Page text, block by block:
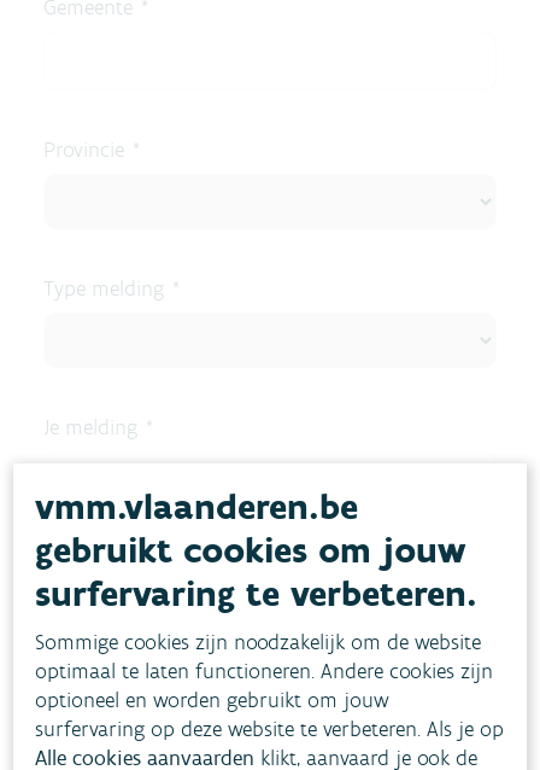
vmm.vlaanderen.be
gebruikt cookies om jouw
surfervaring te verbeteren.
Sommige cookies zijn noodzakelijk om de website
optimaal te laten functioneren. Andere cookies zijn
optioneel en worden gebruikt om jouw
surfervaring op deze website te verbeteren. Als je op
Alle cookies aanvaarden klikt, aanvaard je ook de